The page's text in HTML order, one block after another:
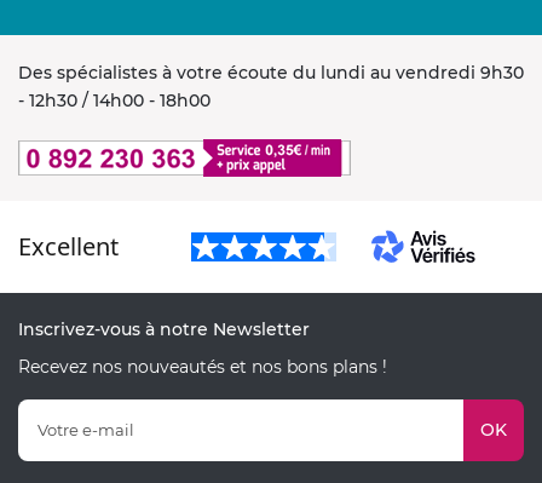
Des spécialistes à votre écoute du lundi au vendredi 9h30
- 12h30 / 14h00 - 18h00
Excellent
Inscrivez-vous à notre Newsletter
Recevez nos nouveautés et nos bons plans !
OK